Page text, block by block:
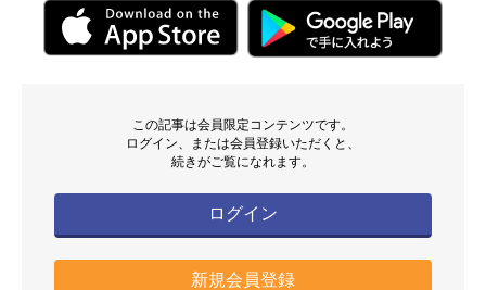
この記事は会員限定コンテンツです。
ログイン、または会員登録いただくと、
続きがご覧になれます。
ログイン
新規会員登録